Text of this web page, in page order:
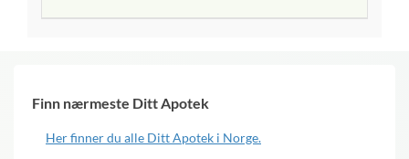
Finn nærmeste Ditt Apotek
Her finner du alle Ditt Apotek i Norge.